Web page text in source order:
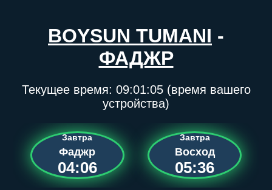
BOYSUN TUMANI -
ФАДЖР
Текущее время: 09:01:05(время вашего
устройства)
Завтра
Фаджр
04:06
Завтра
Восход
05:36